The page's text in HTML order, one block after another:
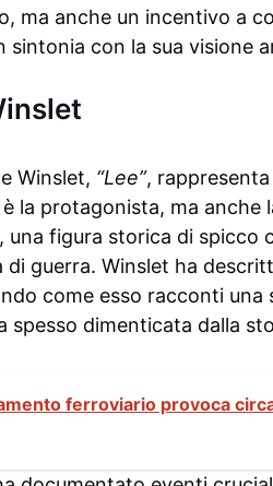
ma anche un incentivo a
con la sua visione
Winslet, “Lee”,
la protagonista, ma anche
una figura storica di spicco
guerra. Winslet ha
come esso racconti una
spesso dimenticata dalla
ferroviario provoca